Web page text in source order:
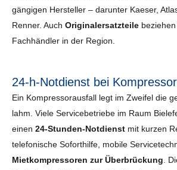
gängigen Hersteller – darunter Kaeser,
Renner. Auch Originalersatzteile
Fachhändler in der Region.
24-h-Notdienst bei
Ein Kompressorausfall legt im Zweifel die
lahm. Viele Servicebetriebe im Raum
einen 24-Stunden-Notdienst mit kurzen
telefonische Soforthilfe, mobile
Mietkompressoren zur Überbrückung.